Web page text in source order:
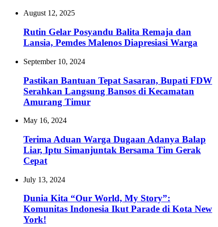
August 12, 2025
Rutin Gelar Posyandu Balita Remaja dan
Lansia, Pemdes Malenos Diapresiasi Warga
September 10, 2024
Pastikan Bantuan Tepat Sasaran, Bupati FDW
Serahkan Langsung Bansos di Kecamatan
Amurang Timur
May 16, 2024
Terima Aduan Warga Dugaan Adanya Balap
Liar, Iptu Simanjuntak Bersama Tim Gerak
Cepat
July 13, 2024
Dunia Kita “Our World, My Story”:
Komunitas Indonesia Ikut Parade di Kota New
York!